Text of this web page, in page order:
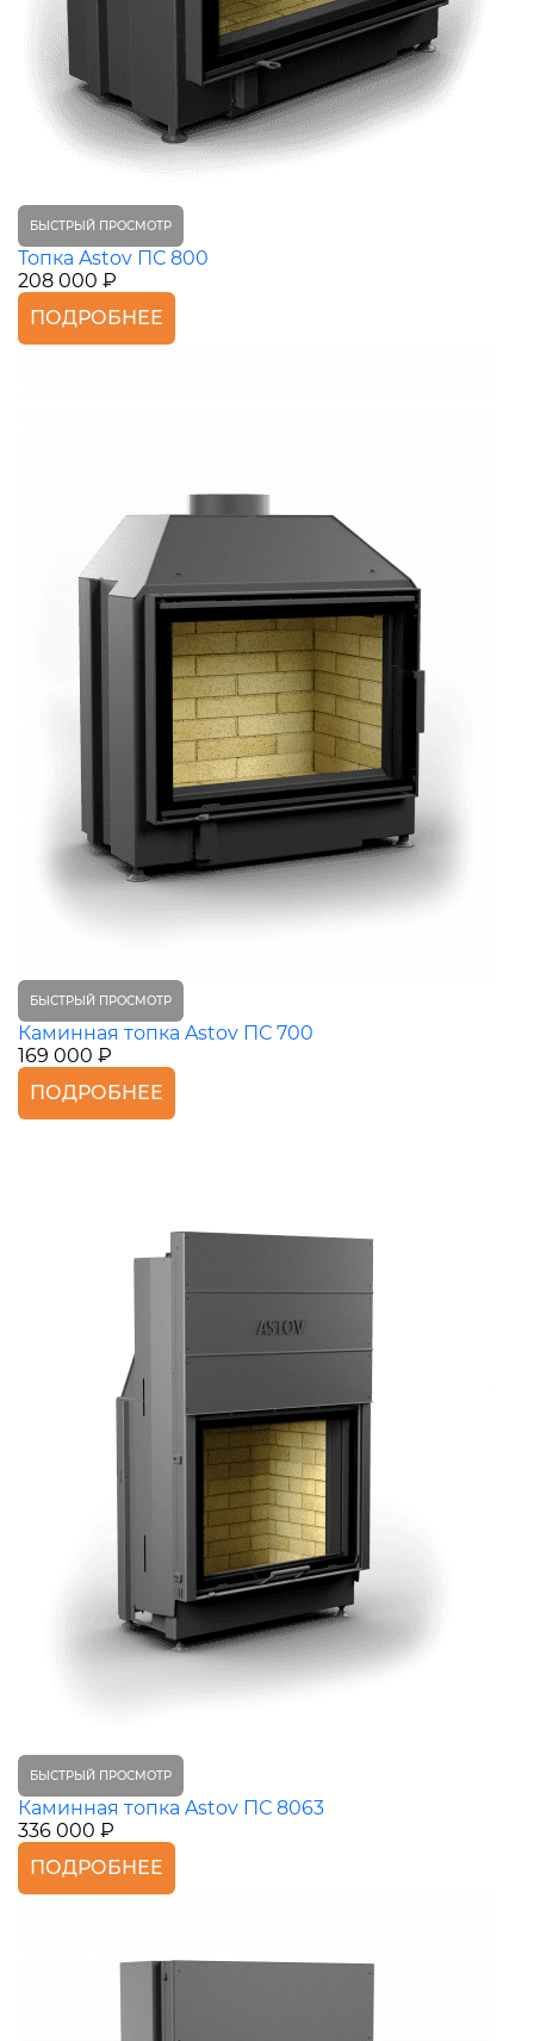
БЫСТРЫЙ ПРОСМОТР
Топка Astov ПС 800
208 000 ₽
ПОДРОБНЕЕ
БЫСТРЫЙ ПРОСМОТР
Каминная топка Astov ПС 700
169 000 ₽
ПОДРОБНЕЕ
БЫСТРЫЙ ПРОСМОТР
Каминная топка Astov ПС 8063
336 000 ₽
ПОДРОБНЕЕ